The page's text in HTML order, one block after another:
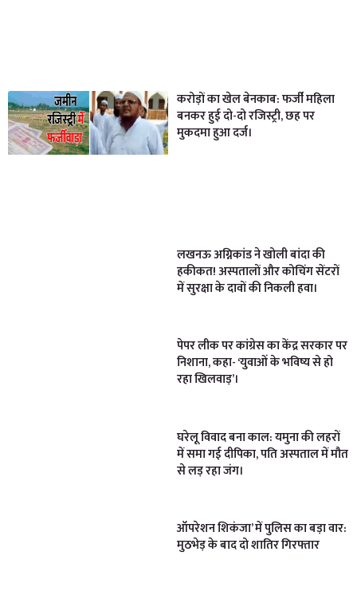
करोड़ों का खेल बेनकाब: फर्जी महिला
बनकर हुई दो-दो रजिस्ट्री, छह पर
मुकदमा हुआ दर्ज।
लखनऊ अग्निकांड ने खोली बांदा की
हकीकत! अस्पतालों और कोचिंग सेंटरों
में सुरक्षा के दावों की निकली हवा।
पेपर लीक पर कांग्रेस का केंद्र सरकार पर
निशाना, कहा- ‘युवाओं के भविष्य से हो
रहा खिलवाड़’।
घरेलू विवाद बना काल: यमुना की लहरों
में समा गई दीपिका, पति अस्पताल में मौत
से लड़ रहा जंग।
ऑपरेशन शिकंजा’ में पुलिस का बड़ा वार:
मुठभेड़ के बाद दो शातिर गिरफ्तार